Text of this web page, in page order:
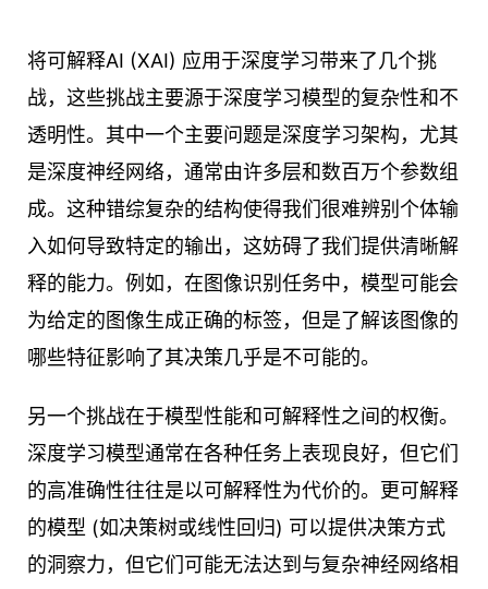
将可解释AI (XAI) 应用于深度学习带来了几个挑
战，这些挑战主要源于深度学习模型的复杂性和不
透明性。其中一个主要问题是深度学习架构，尤其
是深度神经网络，通常由许多层和数百万个参数组
成。这种错综复杂的结构使得我们很难辨别个体输
入如何导致特定的输出，这妨碍了我们提供清晰解
释的能力。例如，在图像识别任务中，模型可能会
为给定的图像生成正确的标签，但是了解该图像的
哪些特征影响了其决策几乎是不可能的。
另一个挑战在于模型性能和可解释性之间的权衡。
深度学习模型通常在各种任务上表现良好，但它们
的高准确性往往是以可解释性为代价的。更可解释
的模型 (如决策树或线性回归) 可以提供决策方式
的洞察力，但它们可能无法达到与复杂神经网络相